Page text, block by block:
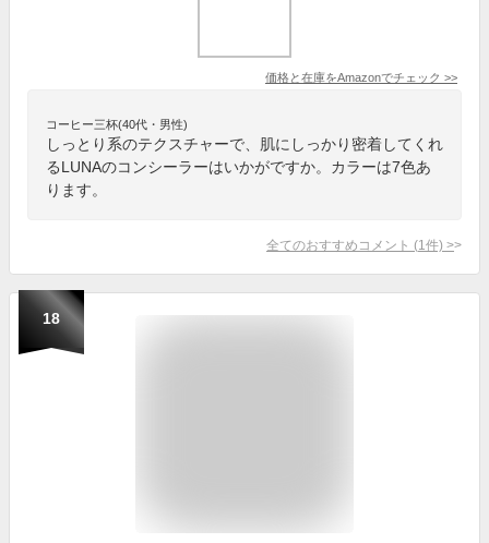
価格と在庫をAmazonでチェック >>
コーヒー三杯(40代・男性)
しっとり系のテクスチャーで、肌にしっかり密着してくれ
るLUNAのコンシーラーはいかがですか。カラーは7色あ
ります。
全てのおすすめコメント (1 件) >
18